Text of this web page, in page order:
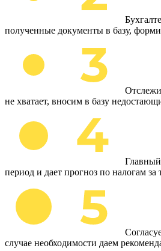
полученные документы в базу,
не хватает, вносим в базу
Главный
период и дает прогноз по налогам за
случае необходимости даем